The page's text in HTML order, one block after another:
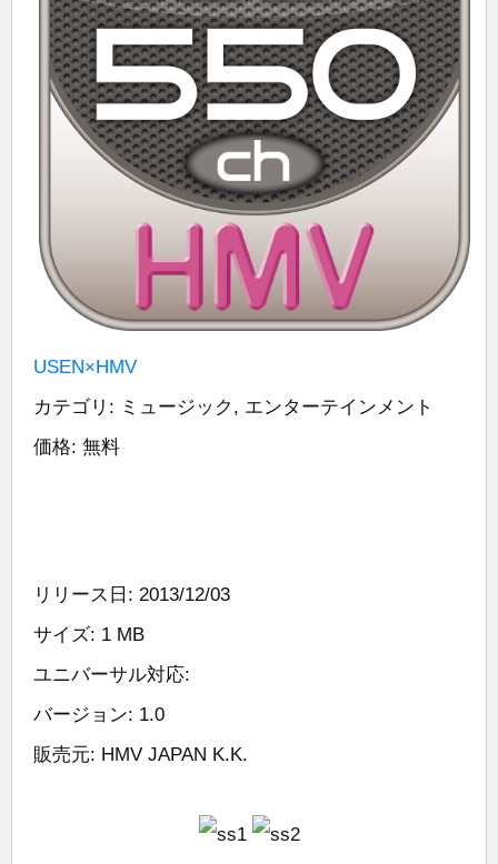
USEN×HMV
カテゴリ: ミュージック, エンターテインメント
価格: 無料
リリース日: 2013/12/03
サイズ: 1 MB
ユニバーサル対応:
バージョン: 1.0
販売元: HMV JAPAN K.K.